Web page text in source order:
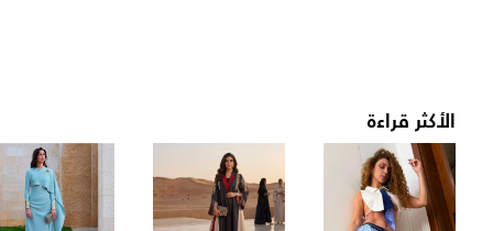
الأكثر قراءة